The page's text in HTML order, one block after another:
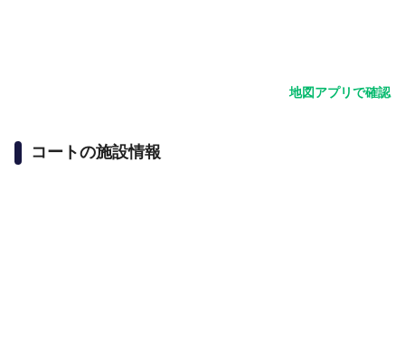
地図アプリで確認
コートの施設情報